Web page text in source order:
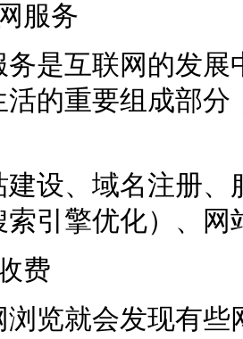
服务
是互联网的发
的重要组成部
建设、域名注册
引擎优化）、网
费
览就会发现有